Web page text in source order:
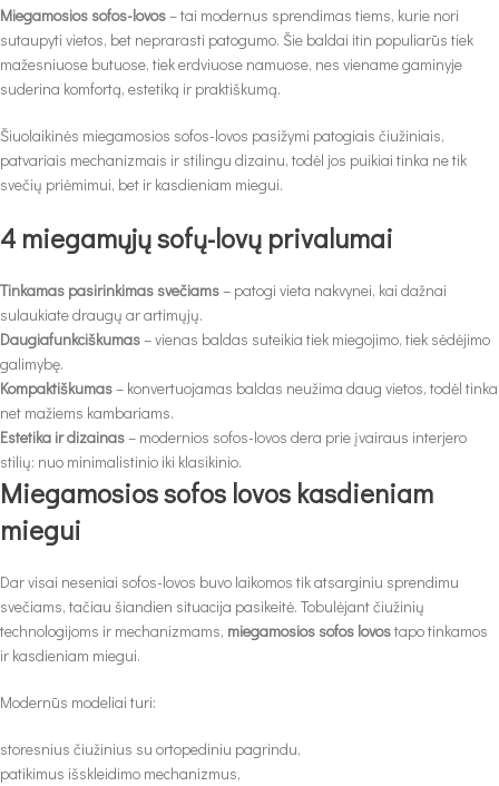
Miegamosios sofos-lovos– tai modernus sprendimas tiems, kurie nori
sutaupyti vietos, bet neprarasti patogumo. Šie baldai itin populiarūs tiek
mažesniuose butuose, tiek erdviuose namuose, nes viename gaminyje
suderina komfortą, estetiką ir praktiškumą.
Šiuolaikinės miegamosios sofos-lovos pasižymi patogiais čiužiniais,
patvariais mechanizmais ir stilingu dizainu, todėl jos puikiai tinka ne tik
svečių priėmimui, bet ir kasdieniam miegui.
4 miegamųjų sofų-lovų privalumai
Tinkamas pasirinkimas svečiams– patogi vieta nakvynei, kai dažnai
sulaukiate draugų ar artimųjų.
Daugiafunkciškumas– vienas baldas suteikia tiek miegojimo, tiek sėdėjimo
galimybę.
Kompaktiškumas– konvertuojamas baldas neužima daug vietos, todėl tinka
net mažiems kambariams.
Estetika ir dizainas– modernios sofos-lovos dera prie įvairaus interjero
stilių: nuo minimalistinio iki klasikinio.
Miegamosios sofos lovos kasdieniam
miegui
Dar visai neseniai sofos-lovos buvo laikomos tik atsarginiu sprendimu
svečiams, tačiau šiandien situacija pasikeitė. Tobulėjant čiužinių
technologijoms ir mechanizmams, miegamosios sofos lovostapo tinkamos
ir kasdieniam miegui.
Modernūs modeliai turi:
storesnius čiužinius su ortopediniu pagrindu,
patikimus išskleidimo mechanizmus,